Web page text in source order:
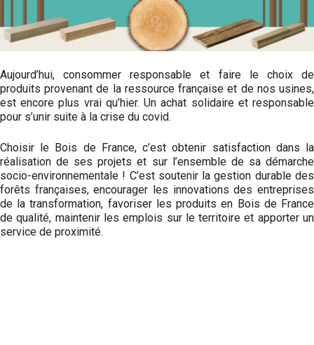
Aujourd’hui, consommer responsable et faire le choix de
produits provenant de la ressource française et de nos usines,
est encore plus vrai qu’hier. Un achat solidaire et responsable
pour s’unir suite à la crise du covid.
Choisir le Bois de France, c’est obtenir satisfaction dans la
réalisation de ses projets et sur l’ensemble de sa démarche
socio-environnementale ! C’est soutenir la gestion durable des
forêts françaises, encourager les innovations des entreprises
de la transformation, favoriser les produits en Bois de France
de qualité, maintenir les emplois sur le territoire et apporter un
service de proximité.